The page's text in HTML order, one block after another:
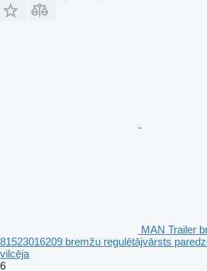
MAN Trailer
81523016209 bremžu regulētājvārsts
vilcēja
6